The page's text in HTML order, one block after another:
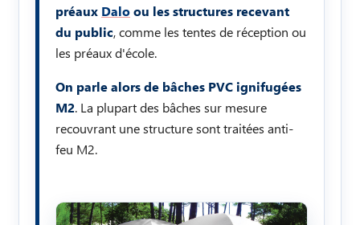
préaux Daloou les structures recevant
du public, comme les tentes de réception ou
les préaux d'école.
On parle alors de bâches PVC ignifugées
M2. La plupart des bâches sur mesure
recouvrant une structure sont traitées anti-
feu M2.